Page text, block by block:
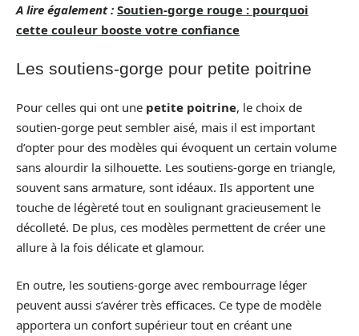
A lire également : Soutien-gorge rouge : pourquoi
cette couleur booste votre confiance
Les soutiens-gorge pour petite poitrine
Pour celles qui ont une petite poitrine, le choix de
soutien-gorge peut sembler aisé, mais il est important
d’opter pour des modèles qui évoquent un certain volume
sans alourdir la silhouette. Les soutiens-gorge en triangle,
souvent sans armature, sont idéaux. Ils apportent une
touche de légèreté tout en soulignant gracieusement le
décolleté. De plus, ces modèles permettent de créer une
allure à la fois délicate et glamour.
En outre, les soutiens-gorge avec rembourrage léger
peuvent aussi s’avérer très efficaces. Ce type de modèle
apportera un confort supérieur tout en créant une